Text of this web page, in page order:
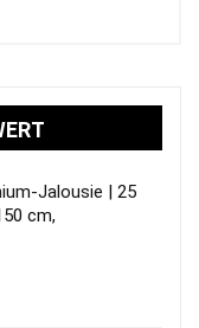
Jalousie | 25
cm,